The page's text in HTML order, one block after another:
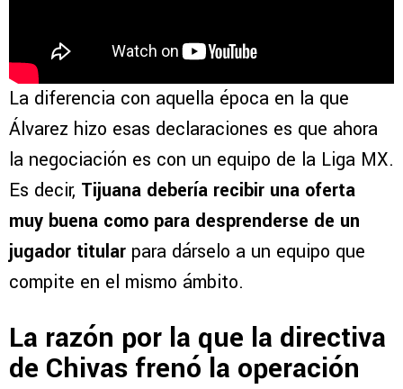
La diferencia con aquella época en la que
Álvarez hizo esas declaraciones es que ahora
la negociación es con un equipo de la Liga MX.
Es decir, Tijuana debería recibir una oferta
muy buena como para desprenderse de un
jugador titular para dárselo a un equipo que
compite en el mismo ámbito.
La razón por la que la directiva
de Chivas frenó la operación